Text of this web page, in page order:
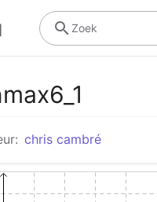
Zoek
chris cambré